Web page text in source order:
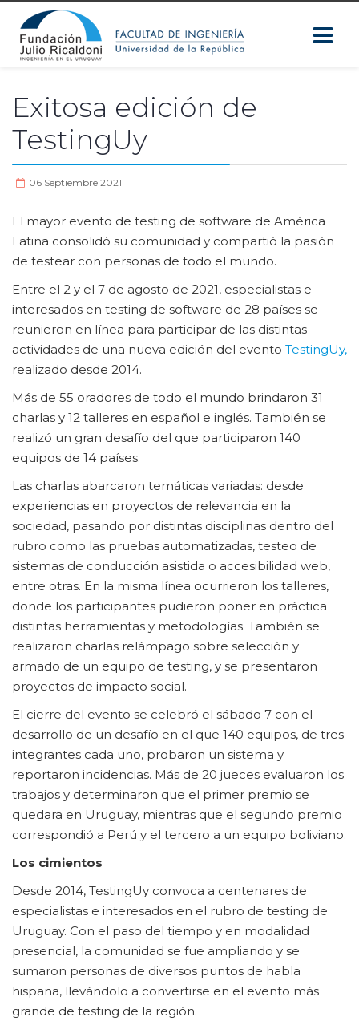
Exitosa edición de
TestingUy
06 Septiembre 2021
El mayor evento de testing de software de América
Latina consolidó su comunidad y compartió la pasión
de testear con personas de todo el mundo.
Entre el 2 y el 7 de agosto de 2021, especialistas e
interesados en testing de software de 28 países se
reunieron en línea para participar de las distintas
actividades de una nueva edición del evento TestingUy,
realizado desde 2014.
Más de 55 oradores de todo el mundo brindaron 31
charlas y 12 talleres en español e inglés. También se
realizó un gran desafío del que participaron 140
equipos de 14 países.
Las charlas abarcaron temáticas variadas: desde
experiencias en proyectos de relevancia en la
sociedad, pasando por distintas disciplinas dentro del
rubro como las pruebas automatizadas, testeo de
sistemas de conducción asistida o accesibilidad web,
entre otras. En la misma línea ocurrieron los talleres,
donde los participantes pudieron poner en práctica
distintas herramientas y metodologías. También se
realizaron charlas relámpago sobre selección y
armado de un equipo de testing, y se presentaron
proyectos de impacto social.
El cierre del evento se celebró el sábado 7 con el
desarrollo de un desafío en el que 140 equipos, de tres
integrantes cada uno, probaron un sistema y
reportaron incidencias. Más de 20 jueces evaluaron los
trabajos y determinaron que el primer premio se
quedara en Uruguay, mientras que el segundo premio
correspondió a Perú y el tercero a un equipo boliviano.
Los cimientos
Desde 2014, TestingUy convoca a centenares de
especialistas e interesados en el rubro de testing de
Uruguay. Con el paso del tiempo y en modalidad
presencial, la comunidad se fue ampliando y se
sumaron personas de diversos puntos de habla
hispana, llevándolo a convertirse en el evento más
grande de testing de la región.